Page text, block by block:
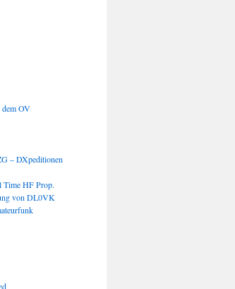
dem OV
– DXpeditionen
Time HF Prop.
von DL0VK